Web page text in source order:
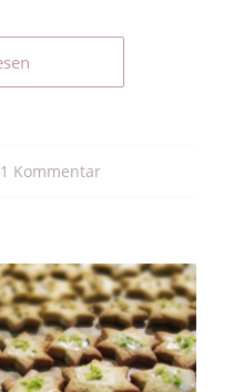
1 Kommentar